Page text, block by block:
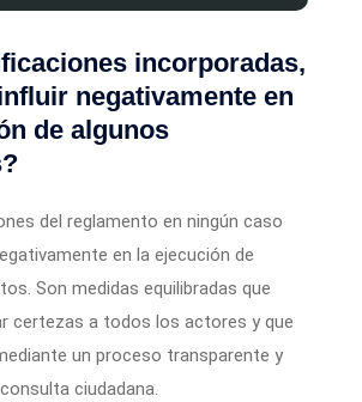
incorporadas,
negativamente en
de algunos
del reglamento en ningún caso
en la ejecución de
Son medidas equilibradas que
certezas a todos los actores y que
un proceso transparente y
ciudadana.